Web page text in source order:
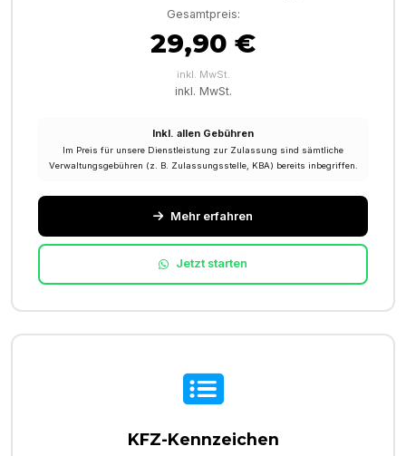
Gesamtpreis:
29,90 €
inkl. MwSt.
inkl. MwSt.
Inkl. allen Gebühren
Im Preis für unsere Dienstleistung zur Zulassung sind sämtliche
Verwaltungsgebühren (z. B. Zulassungsstelle, KBA) bereits inbegriffen.
Mehr erfahren
Jetzt starten
KFZ-Kennzeichen